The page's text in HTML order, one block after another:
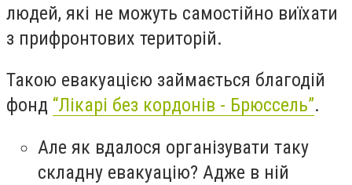
людей, які не можуть самостійно виїхати
з прифронтових територій.
Такою евакуацією займається благодій
фонд “Лікарі без кордонів - Брюссель”.
Але як вдалося організувати таку
складну евакуацію? Адже в ній